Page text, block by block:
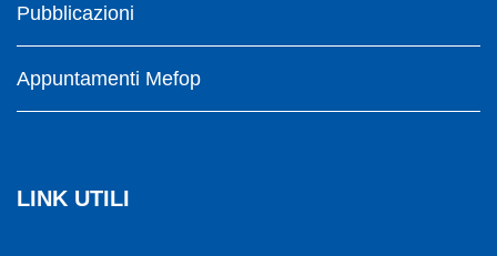
Pubblicazioni
Appuntamenti Mefop
LINK UTILI